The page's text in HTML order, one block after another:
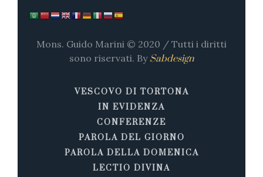
Mons. Guido Marini © 2020 / Tutti i diritti
sono riservati. By Sabdesign
VESCOVO DI TORTONA
IN EVIDENZA
CONFERENZE
PAROLA DEL GIORNO
PAROLA DELLA DOMENICA
LECTIO DIVINA